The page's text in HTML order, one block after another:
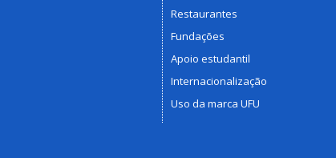
Restaurantes
Fundações
Apoio estudantil
Internacionalização
Uso da marca UFU